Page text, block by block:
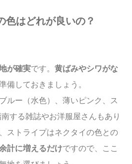
色はどれが良いの？
が確実です。 黄ばみやシワがな
備しておきましょう。
ルー（水色）、薄いピンク、ス
する雑誌やお洋服屋さんもあり
ストライプはネクタイの色との
計に増えるだけですので、ここ